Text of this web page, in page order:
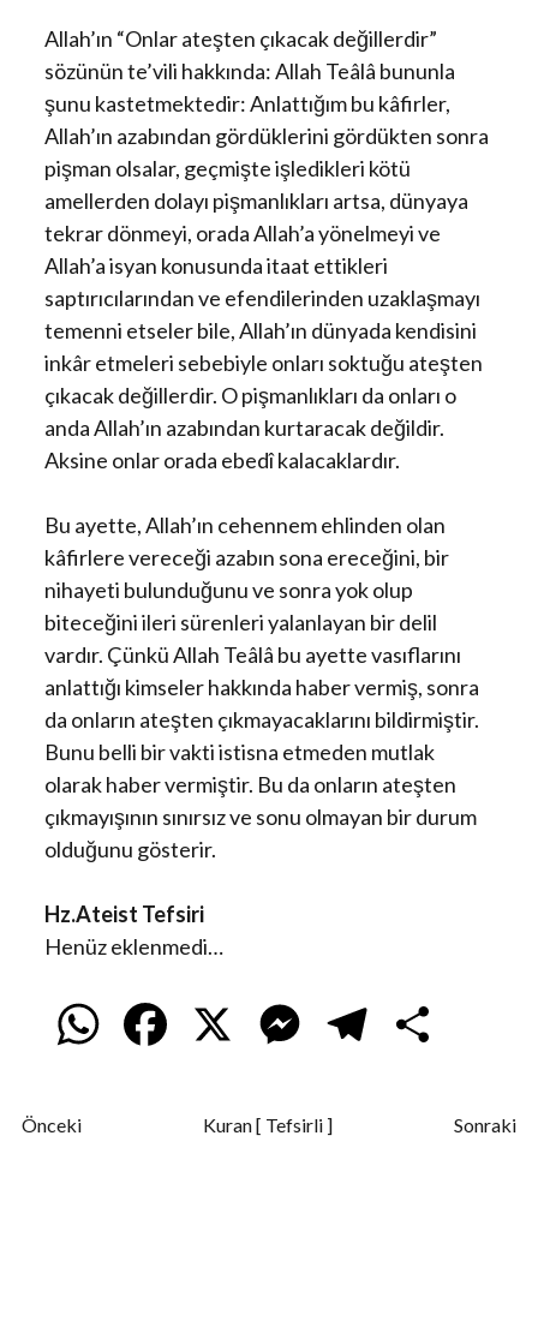
Allah’ın “Onlar ateşten çıkacak değillerdir”
sözünün te’vili hakkında: Allah Teâlâ bununla
şunu kastetmektedir: Anlattığım bu kâfirler,
Allah’ın azabından gördüklerini gördükten sonra
pişman olsalar, geçmişte işledikleri kötü
amellerden dolayı pişmanlıkları artsa, dünyaya
tekrar dönmeyi, orada Allah’a yönelmeyi ve
Allah’a isyan konusunda itaat ettikleri
saptırıcılarından ve efendilerinden uzaklaşmayı
temenni etseler bile, Allah’ın dünyada kendisini
inkâr etmeleri sebebiyle onları soktuğu ateşten
çıkacak değillerdir. O pişmanlıkları da onları o
anda Allah’ın azabından kurtaracak değildir.
Aksine onlar orada ebedî kalacaklardır.
Bu ayette, Allah’ın cehennem ehlinden olan
kâfirlere vereceği azabın sona ereceğini, bir
nihayeti bulunduğunu ve sonra yok olup
biteceğini ileri sürenleri yalanlayan bir delil
vardır. Çünkü Allah Teâlâ bu ayette vasıflarını
anlattığı kimseler hakkında haber vermiş, sonra
da onların ateşten çıkmayacaklarını bildirmiştir.
Bunu belli bir vakti istisna etmeden mutlak
olarak haber vermiştir. Bu da onların ateşten
çıkmayışının sınırsız ve sonu olmayan bir durum
olduğunu gösterir.
Hz.Ateist Tefsiri
Henüz eklenmedi…
W M
s
Önceki Sonraki
Kuran [ Tefsirli ]